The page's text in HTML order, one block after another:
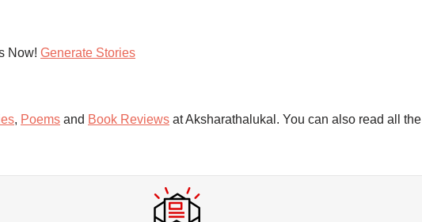
Now! Generate Stories
, Poems and Book Reviews at Aksharathalukal. You can also read all the